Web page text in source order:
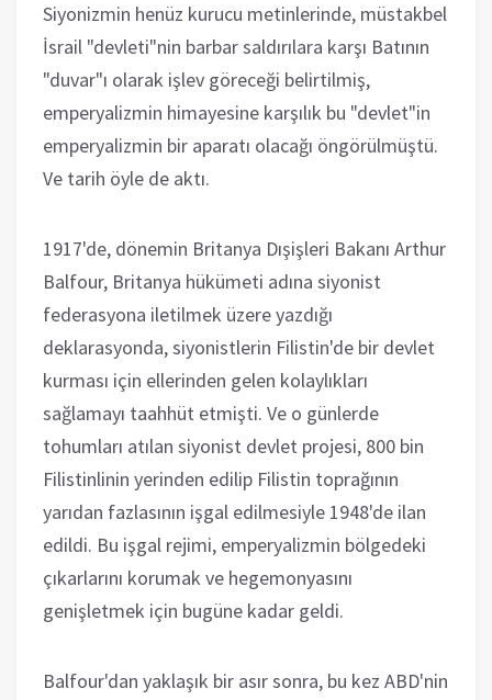
Siyonizmin henüz kurucu metinlerinde, müstakbel
İsrail "devleti"nin barbar saldırılara karşı Batının
"duvar"ı olarak işlev göreceği belirtilmiş,
emperyalizmin himayesine karşılık bu "devlet"in
emperyalizmin bir aparatı olacağı öngörülmüştü.
Ve tarih öyle de aktı.
1917'de, dönemin Britanya Dışişleri Bakanı Arthur
Balfour, Britanya hükümeti adına siyonist
federasyona iletilmek üzere yazdığı
deklarasyonda, siyonistlerin Filistin'de bir devlet
kurması için ellerinden gelen kolaylıkları
sağlamayı taahhüt etmişti. Ve o günlerde
tohumları atılan siyonist devlet projesi, 800 bin
Filistinlinin yerinden edilip Filistin toprağının
yarıdan fazlasının işgal edilmesiyle 1948'de ilan
edildi. Bu işgal rejimi, emperyalizmin bölgedeki
çıkarlarını korumak ve hegemonyasını
genişletmek için bugüne kadar geldi.
Balfour'dan yaklaşık bir asır sonra, bu kez ABD'nin